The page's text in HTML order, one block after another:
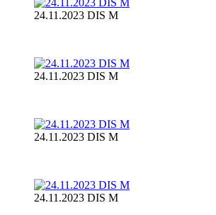
24.11.2023 DIS M
24.11.2023 DIS M
24.11.2023 DIS M
24.11.2023 DIS M